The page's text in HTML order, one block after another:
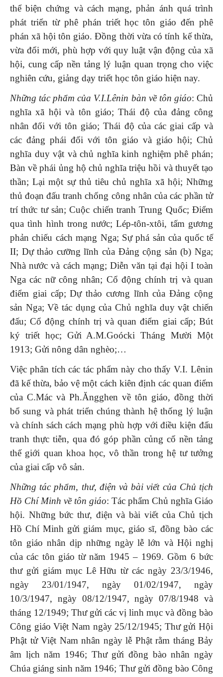
thể biện chứng và cách mạng, phản ánh quá trình
phát triển từ phê phán triết học tôn giáo đến phê
phán xã hội tôn giáo. Đồng thời vừa có tính kế thừa,
vừa đổi mới, phù hợp với quy luật vận động của xã
hội, cung cấp nền tảng lý luận quan trọng cho việc
nghiên cứu, giảng dạy triết học tôn giáo hiện nay.
Những tác phẩm của V.I.Lênin bàn về tôn giáo: Chủ
nghĩa xã hội và tôn giáo; Thái độ của đảng công
nhân đối với tôn giáo; Thái độ của các giai cấp và
các đảng phái đối với tôn giáo và giáo hội; Chủ
nghĩa duy vật và chủ nghĩa kinh nghiệm phê phán;
Bàn về phái ủng hộ chủ nghĩa triệu hồi và thuyết tạo
thần; Lại một sự thủ tiêu chủ nghĩa xã hội; Những
thủ đoạn đấu tranh chống công nhân của các phần tử
trí thức tư sản; Cuộc chiến tranh Trung Quốc; Điểm
qua tình hình trong nước; Lép-tôn-xtôi, tấm gương
phản chiếu cách mạng Nga; Sự phá sản của quốc tế
II; Dự thảo cưỡng lĩnh của Đảng cộng sản (b) Nga;
Nhà nước và cách mạng; Diễn văn tại đại hội I toàn
Nga các nữ công nhân; Cổ động chính trị và quan
điểm giai cấp; Dự thảo cương lĩnh của Đảng cộng
sản Nga; Về tác dụng của Chủ nghĩa duy vật chiến
đấu; Cổ động chính trị và quan điểm giai cấp; Bút
ký triết học; Gửi A.M.Goócki Tháng Mười Một
1913; Gửi nông dân nghèo;…
Việc phân tích các tác phẩm này cho thấy V.I. Lênin
đã kế thừa, bảo vệ một cách kiên định các quan điểm
của C.Mác và Ph.Ăngghen về tôn giáo, đồng thời
bổ sung và phát triển chúng thành hệ thống lý luận
và chính sách cách mạng phù hợp với điều kiện đấu
tranh thực tiễn, qua đó góp phần củng cố nền tảng
thế giới quan khoa học, vô thần trong hệ tư tưởng
của giai cấp vô sản.
Những tác phẩm, th­ư, điện và bài viết của Chủ tịch
Hồ Chí Minh về tôn giáo: Tác phẩm Chủ nghĩa Giáo
hội. Những bức th­ư, điện và bài viết của Chủ tịch
Hồ Chí Minh gửi giám mục, giáo sĩ, đồng bào các
tôn giáo nhân dịp những ngày lễ lớn và Hội nghị
của các tôn giáo từ năm 1945 – 1969. Gồm 6 bức
th­ư gửi giám mục Lê Hữu từ các ngày 23/3/1946,
ngày 23/01/1947, ngày 01/02/1947, ngày
10/3/1947, ngày 08/12/1947, ngày 07/8/1948 và
tháng 12/1949; Th­ư gửi các vị linh mục và đồng bào
Công giáo Việt Nam ngày 25/12/1945; Thư gửi Hội
Phật tử Việt Nam nhân ngày lễ Phật rằm tháng Bảy
âm lịch năm 1946; Thư gửi đồng bào nhân ngày
Chúa giáng sinh năm 1946; Thư gửi đồng bào Công